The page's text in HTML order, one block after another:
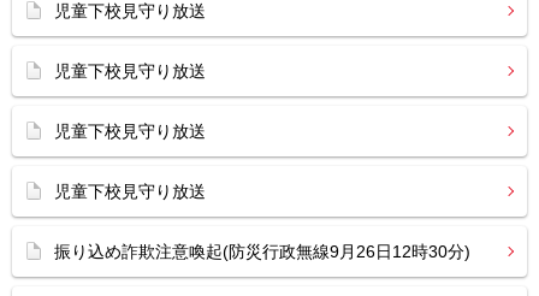
児童下校見守り放送
児童下校見守り放送
児童下校見守り放送
児童下校見守り放送
振り込め詐欺注意喚起(防災行政無線9月26日12時30分)